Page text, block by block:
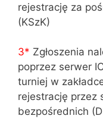
rejestrację za
(KSzK)
3* Zgłoszenia
poprzez serwer
turniej w
rejestrację przez
bezpośrednich